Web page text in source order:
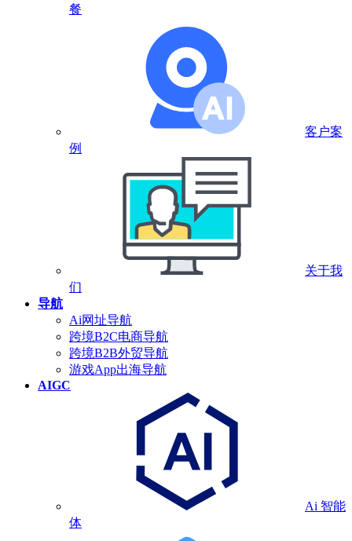
餐
客户案
例
关于我
们
导航
Ai网址导航
跨境B2C电商导航
跨境B2B外贸导航
游戏App出海导航
AIGC
Ai 智能
体